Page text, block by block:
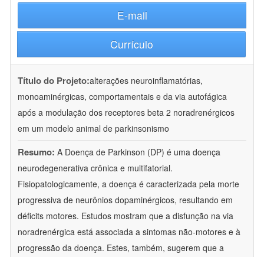
E-mail
Currículo
Título do Projeto:alterações neuroinflamatórias,
monoaminérgicas, comportamentais e da via autofágica
após a modulação dos receptores beta 2 noradrenérgicos
em um modelo animal de parkinsonismo
Resumo: A Doença de Parkinson (DP) é uma doença
neurodegenerativa crônica e multifatorial.
Fisiopatologicamente, a doença é caracterizada pela morte
progressiva de neurônios dopaminérgicos, resultando em
déficits motores. Estudos mostram que a disfunção na via
noradrenérgica está associada a sintomas não-motores e à
progressão da doença. Estes, também, sugerem que a